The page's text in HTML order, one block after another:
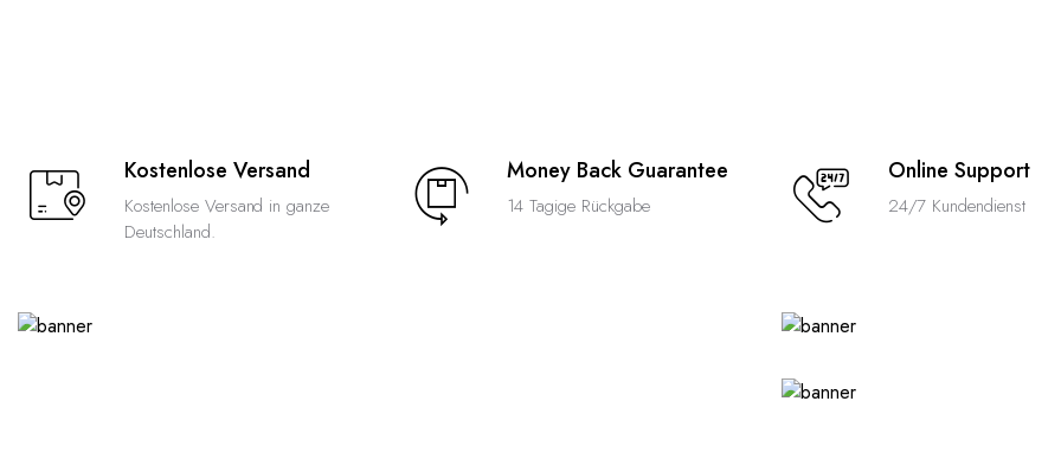
Kostenlose Versand
Kostenlose Versand in ganze
Deutschland.
Money Back Guarantee
14 Tagige Rückgabe
Online Support
24/7 Kundendienst